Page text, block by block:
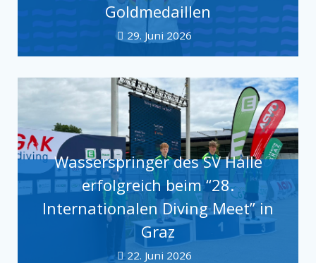
Goldmedaillen
29. Juni 2026
Wasserspringer des SV Halle
erfolgreich beim “28.
Internationalen Diving Meet” in
Graz
22. Juni 2026